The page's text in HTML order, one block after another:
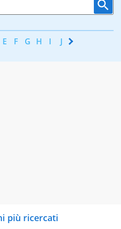
E F G H I J K
più ricercati